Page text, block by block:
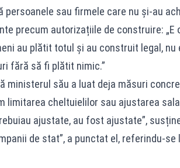
persoanele sau firmele care nu și-au
precum autorizațiile de construire:
au plătit totul și au construit legal,
fără să fi plătit nimic.”
ministerul său a luat deja măsuri
limitarea cheltuielilor sau ajustarea
ajustate, au fost ajustate”,
de stat”, a punctat el, referindu-